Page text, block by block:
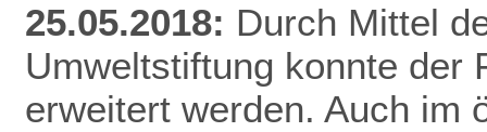
25.05.2018: Durch Mittel
Umweltstiftung konnte der
erweitert werden. Auch im